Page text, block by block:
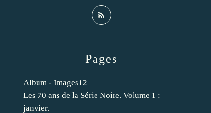
Pages
Album - Images12
Les 70 ans de la Série Noire. Volume 1 :
janvier.